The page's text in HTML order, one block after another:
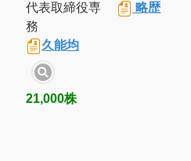
代表取締役専
務
久能均
21,000株
略歴